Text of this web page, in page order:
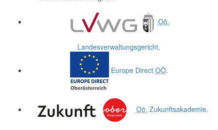
Oö.
Landesverwaltungsgericht.
Europe Direct OÖ.
Oö. Zukunftsakademie.